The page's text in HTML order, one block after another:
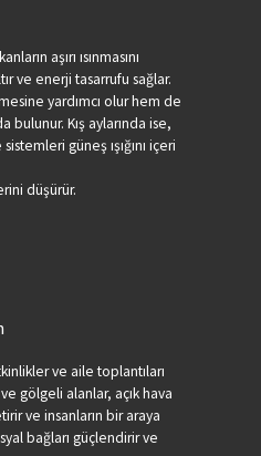
aşırı ısınmasını
ve enerji tasarrufu sağlar.
yardımcı olur hem de
bulunur. Kış aylarında ise,
güneş ışığını içeri
düşürür.
ve aile toplantıları
gölgeli alanlar, açık hava
ve insanların bir araya
bağları güçlendirir ve